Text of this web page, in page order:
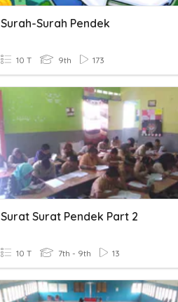
Surah-Surah Pendek
10 T 9th 173
Surat Surat Pendek Part 2
10 T 7th - 9th 13